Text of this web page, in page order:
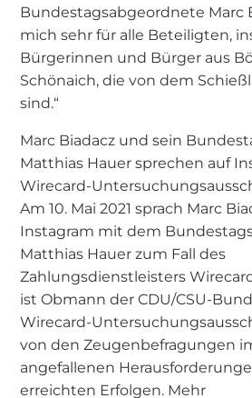
Bundestagsabgeordnete Marc
mich sehr für alle Beteiligten,
Bürgerinnen und Bürger aus
Schönaich, die von dem
sind.“
Marc Biadacz und sein
Matthias Hauer sprechen auf
Wirecard-
Am 10. Mai 2021 sprach Marc
Instagram mit dem
Matthias Hauer zum Fall des
Zahlungsdienstleisters
ist Obmann der CDU/CSU-
Wirecard-
von den Zeugenbefragungen
angefallenen
erreichten Erfolgen. Mehr